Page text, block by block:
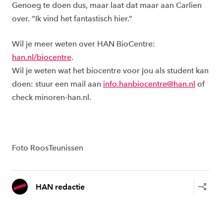
Genoeg te doen dus, maar laat dat maar aan Carlien
over. “Ik vind het fantastisch hier.”
Wil je meer weten over HAN BioCentre:
han.nl/biocentre.
Wil je weten wat het biocentre voor jou als student kan
doen: stuur een mail aan info.hanbiocentre@han.nl of
check minoren-han.nl.
Foto RoosTeunissen
HAN redactie